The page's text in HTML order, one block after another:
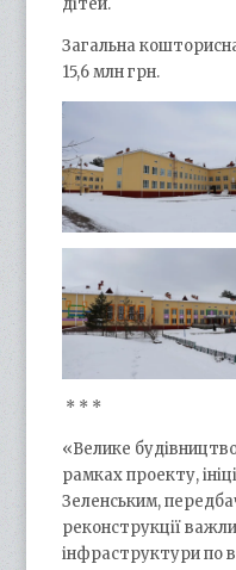
Загальна
15,6 млн грн.
* * *
«Велике
рамках проекту,
Зеленським,
реконструкції
інфраструктури по